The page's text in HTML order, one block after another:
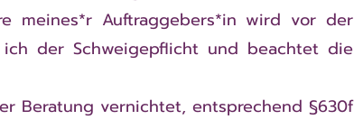
meines*r Auftraggebers*in wird vor der
der Schweigepflicht und beachtet die
Beratung vernichtet, entsprechend §630f